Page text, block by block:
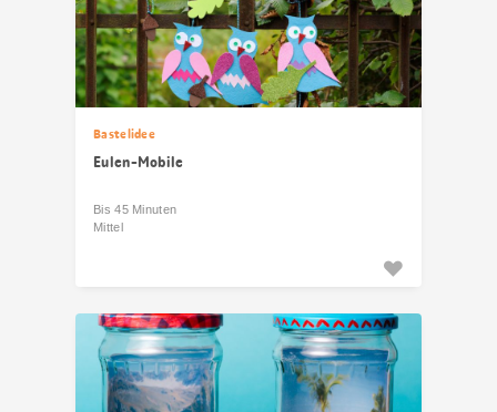
Bastelidee
Eulen-Mobile
Bis 45 Minuten
Mittel